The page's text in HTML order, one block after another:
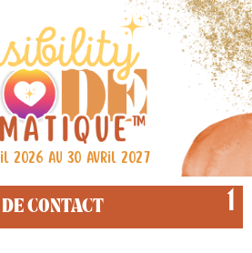
2026 au 30 Avril 2027
CONTACT 1